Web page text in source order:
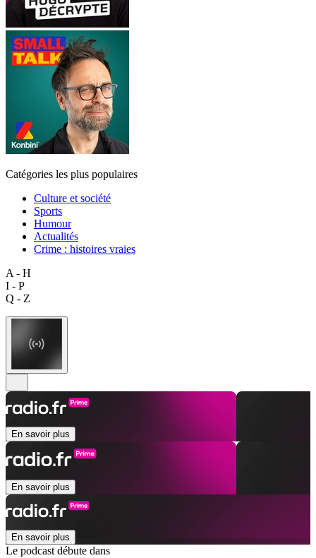
Catégories les plus populaires
Culture et société
Sports
Humour
Actualités
Crime : histoires vraies
A - H
I - P
Q - Z
En savoir plus
En savoir plus
En savoir plus
Le podcast débute dans